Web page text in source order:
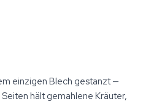
einzigen Blech gestanzt —
hält gemahlene Kräuter,